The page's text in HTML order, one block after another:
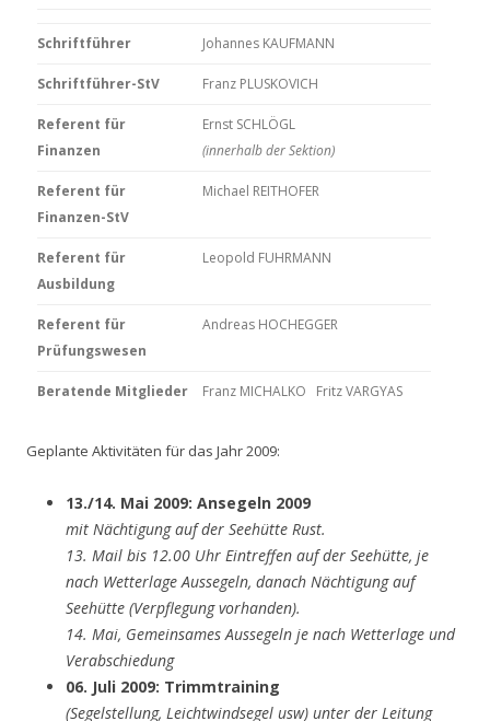
Schriftführer Johannes KAUFMANN
Schriftführer-StV Franz PLUSKOVICH
Referent für
Finanzen
Ernst SCHLÖGL
(innerhalb der Sektion)
Referent für
Finanzen-StV
Michael REITHOFER
Referent für
Ausbildung
Leopold FUHRMANN
Referent für
Prüfungswesen
Andreas HOCHEGGER
Beratende Mitglieder Franz MICHALKO Fritz VARGYAS
Geplante Aktivitäten für das Jahr 2009:
13./14. Mai 2009: Ansegeln 2009
mit Nächtigung auf der Seehütte Rust.
13. Mail bis 12.00 Uhr Eintreffen auf der Seehütte, je
nach Wetterlage Aussegeln, danach Nächtigung auf
Seehütte (Verpflegung vorhanden).
14. Mai, Gemeinsames Aussegeln je nach Wetterlage und
Verabschiedung
06. Juli 2009: Trimmtraining
(Segelstellung, Leichtwindsegel usw) unter der Leitung